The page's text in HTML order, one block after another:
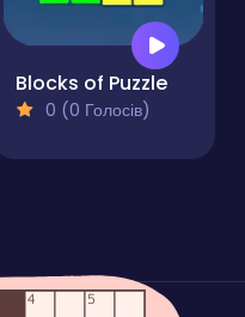
Blocks of Puzzle
0 (0 Голосів)